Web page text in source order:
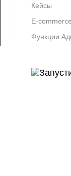
Кейсы
E-commerce
Функции